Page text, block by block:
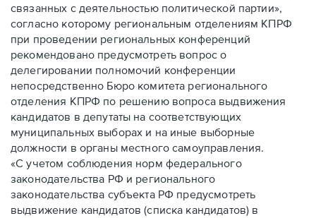
связанных с деятельностью политической партии»,
согласно которому региональным отделениям КПРФ
при проведении региональных конференций
рекомендовано предусмотреть вопрос о
делегировании полномочий конференции
непосредственно Бюро комитета регионального
отделения КПРФ по решению вопроса выдвижения
кандидатов в депутаты на соответствующих
муниципальных выборах и на иные выборные
должности в органы местного самоуправления.
«С учетом соблюдения норм федерального
законодательства РФ и регионального
законодательства субъекта РФ предусмотреть
выдвижение кандидатов (списка кандидатов) в